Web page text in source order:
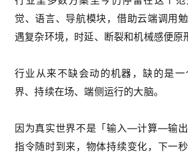
觉、语言、导航模块，借助云端调用
遇复杂环境，时延、断裂和机械感便原
行业从来不缺会动的机器，缺的是
界、持续在场、端侧运行的大脑。
因为真实世界不是「输入—计算—输出
指令随时到来，物体持续变化，下一